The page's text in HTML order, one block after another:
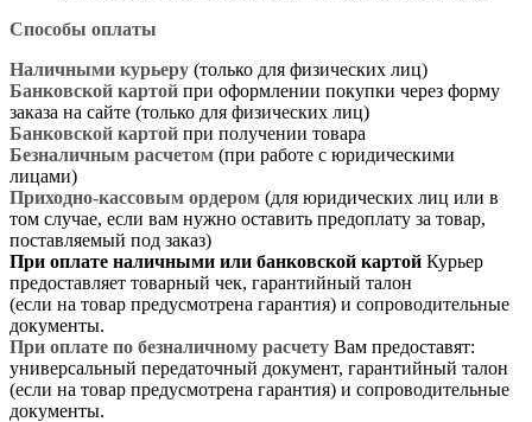
Способы оплаты
Наличными курьеру (только для физических лиц)
Банковской картой при оформлении покупки через форму
заказа на сайте (только для физических лиц)
Банковской картой при получении товара
Безналичным расчетом (при работе с юридическими
лицами)
Приходно-кассовым ордером (для юридических лиц или в
том случае, если вам нужно оставить предоплату за товар,
поставляемый под заказ)
При оплате наличными или банковской картой Курьер
предоставляет товарный чек, гарантийный талон
(если на товар предусмотрена гарантия) и сопроводительные
документы.
При оплате по безналичному расчету Вам предоставят:
универсальный передаточный документ, гарантийный талон
(если на товар предусмотрена гарантия) и сопроводительные
документы.